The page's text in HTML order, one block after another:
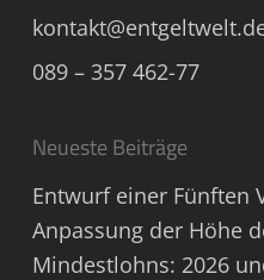
089 – 357 462-77
Neueste Beiträge
Entwurf einer Fünften
Anpassung der Höhe
Mindestlohns: 2026